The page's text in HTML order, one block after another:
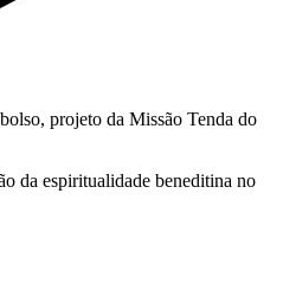
projeto da Missão Tenda do
da espiritualidade beneditina no